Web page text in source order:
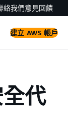
絡我們意見回饋
建立 AWS 帳戶
代